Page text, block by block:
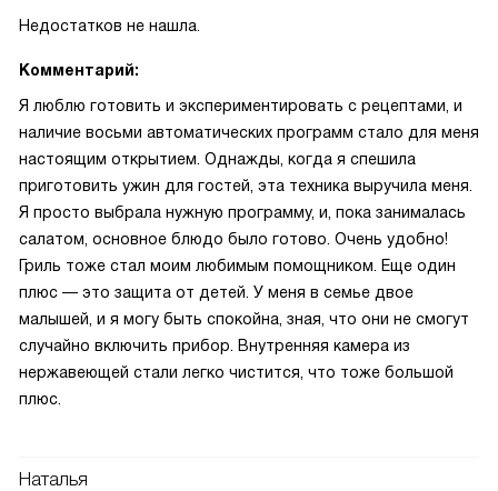
Недостатков не нашла.
Комментарий:
Я люблю готовить и экспериментировать с рецептами, и
наличие восьми автоматических программ стало для меня
настоящим открытием. Однажды, когда я спешила
приготовить ужин для гостей, эта техника выручила меня.
Я просто выбрала нужную программу, и, пока занималась
салатом, основное блюдо было готово. Очень удобно!
Гриль тоже стал моим любимым помощником. Еще один
плюс — это защита от детей. У меня в семье двое
малышей, и я могу быть спокойна, зная, что они не смогут
случайно включить прибор. Внутренняя камера из
нержавеющей стали легко чистится, что тоже большой
плюс.
Наталья